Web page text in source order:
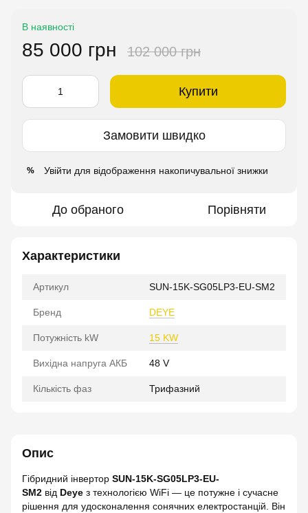
В наявності
85 000 грн 102 000 грн
Купити
Замовити швидко
% Увійти для відображення накопичувальної знижки
До обраного Порівняти
Характеристики
Артикул SUN-15K-SG05LP3-EU-SM2
Бренд DEYE
Потужність kW 15 KW
Вихідна напруга АКБ 48 V
Кількість фаз Трифазний
Опис
Гібридний інвертор SUN-15K-SG05LP3-EU-
SM2 від Deye з технологією WiFi — це потужне і сучасне
рішення для удосконалення сонячних електростанцій. Він